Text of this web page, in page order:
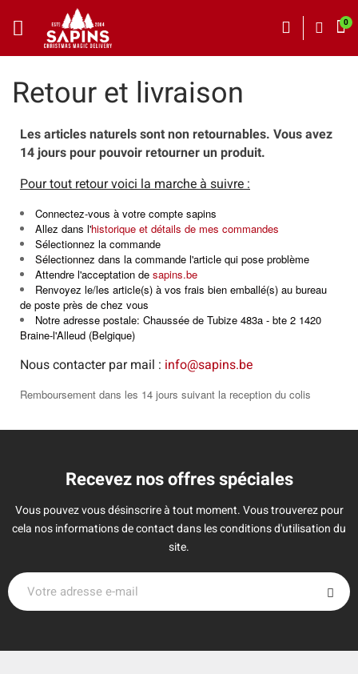
Retour et livraison
Les articles naturels sont non retournables. Vous avez
14 jours pour pouvoir retourner un produit.
Pour tout retour voici la marche à suivre :
Connectez-vous à votre compte sapins
Allez dans l'historique et détails de mes commandes
Sélectionnez la commande
Sélectionnez dans la commande l'article qui pose problème
Attendre l'acceptation de sapins.be
Renvoyez le/les article(s) à vos frais bien emballé(s) au bureau
de poste près de chez vous
Notre adresse postale: Chaussée de Tubize 483a - bte 2 1420
Braine-l'Alleud (Belgique)
Nous contacter par mail : info@sapins.be
Remboursement dans les 14 jours suivant la reception du colis
Recevez nos offres spéciales
Vous pouvez vous désinscrire à tout moment. Vous trouverez pour
cela nos informations de contact dans les conditions d'utilisation du
site.